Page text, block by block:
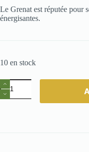
Le Grenat est réputée pour
énergisantes.
10 en stock
quantité
de
Pierre